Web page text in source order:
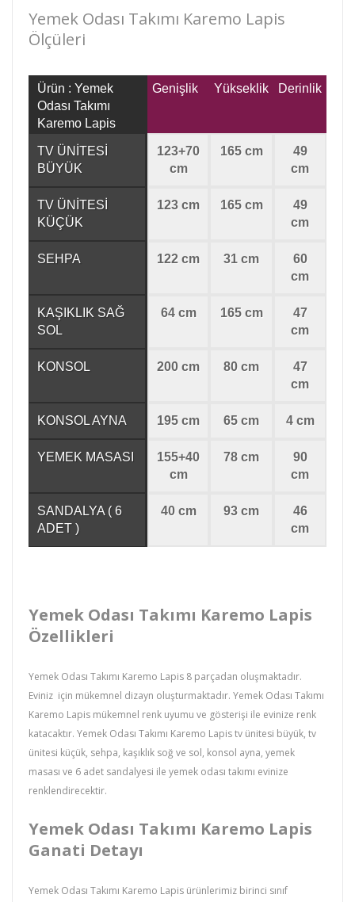
Yemek Odası Takımı Karemo Lapis
Ölçüleri
Ürün : Yemek
Odası Takımı
Karemo Lapis
Genişlik Yükseklik Derinlik
TV ÜNİTESİ
BÜYÜK
123+70
cm
165 cm
49
cm
TV ÜNİTESİ
KÜÇÜK
123 cm 165 cm
49
cm
SEHPA 122 cm 31 cm
60
cm
KAŞIKLIK SAĞ
SOL
64 cm 165 cm
47
cm
KONSOL 200 cm 80 cm
47
cm
KONSOL AYNA 195 cm 65 cm 4 cm
YEMEK MASASI
155+40
cm
78 cm
90
cm
SANDALYA ( 6
ADET )
40 cm 93 cm
46
cm
Yemek Odası Takımı Karemo Lapis
Özellikleri
Yemek Odası Takımı Karemo Lapis 8 parçadan oluşmaktadır.
Eviniz için mükemnel dizayn oluşturmaktadır. Yemek Odası Takımı
Karemo Lapis mükemnel renk uyumu ve gösterişi ile evinize renk
katacaktır. Yemek Odası Takımı Karemo Lapis tv ünitesi büyük, tv
ünitesi küçük, sehpa, kaşıklık soğ ve sol, konsol ayna, yemek
masası ve 6 adet sandalyesi ile yemek odası takımı evinize
renklendirecektir.
Yemek Odası Takımı Karemo Lapis
Ganati Detayı
Yemek Odası Takımı Karemo Lapis ürünlerimiz birinci sınıf